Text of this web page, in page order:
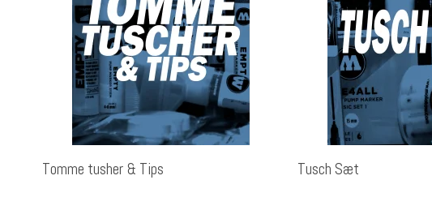
Tomme tusher & Tips Tusch Sæt